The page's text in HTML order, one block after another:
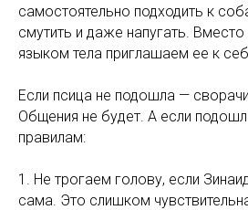
самостоятельно подходить к
смутить и даже напугать.
языком тела приглашаем ее к
Если псица не подошла —
Общения не будет. А если
правилам:
1. Не трогаем голову, если
сама. Это слишком